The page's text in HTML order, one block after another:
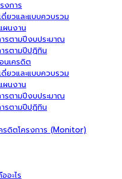
งการ
ดี่ยวและแบบควบรวม
ผนงาน
ารตามปีงบประมาณ
ารตามปีปฏิทิน
นเครดิต
ดี่ยวและแบบควบรวม
ผนงาน
ารตามปีงบประมาณ
ารตามปีปฏิทิน
รดิตโครงการ (Monitor)
อะไร